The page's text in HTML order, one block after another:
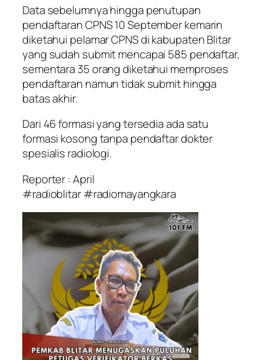
Data sebelumnya hingga penutupan
pendaftaran CPNS 10 September kemarin
diketahui pelamar CPNS di kabupaten Blitar
yang sudah submit mencapai 585 pendaftar,
sementara 35 orang diketahui memproses
pendaftaran namun tidak submit hingga
batas akhir.
Dari 46 formasi yang tersedia ada satu
formasi kosong tanpa pendaftar dokter
spesialis radiologi.
Reporter : April
#radioblitar #radiomayangkara